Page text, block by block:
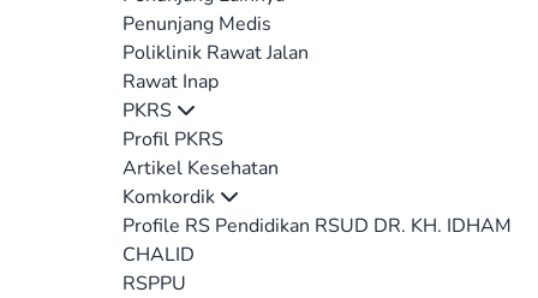
Penunjang Medis
Poliklinik Rawat Jalan
Rawat Inap
PKRS
Profil PKRS
Artikel Kesehatan
Komkordik
Profile RS Pendidikan RSUD DR. KH. IDHAM
CHALID
RSPPU